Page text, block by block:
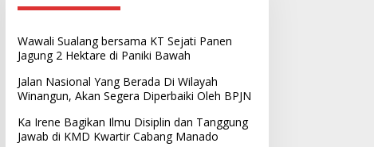
Wawali Sualang bersama KT Sejati Panen
Jagung 2 Hektare di Paniki Bawah
Jalan Nasional Yang Berada Di Wilayah
Winangun, Akan Segera Diperbaiki Oleh BPJN
Ka Irene Bagikan Ilmu Disiplin dan Tanggung
Jawab di KMD Kwartir Cabang Manado